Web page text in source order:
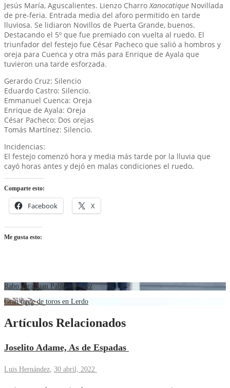
Jesús María, Aguscalientes. Lienzo CharroXanocatique Novillada
de pre-feria. Entrada media del aforo permitido en tarde
lluviosa. Se lidiaron Novillos de Puerta Grande, buenos.
Destacando el 5º que fue premiado con vuelta al ruedo. El
triunfador del festejo fue César Pacheco que salió a hombros y
oreja para Cuenca y otra más para Enrique de Ayala que
tuvieron una tarde esforzada.
Gerardo Cruz: Silencio
Eduardo Castro: Silencio.
Emmanuel Cuenca: Oreja
Enrique de Ayala: Oreja
César Pacheco: Dos orejas
Tomás Martínez: Silencio.
Incidencias:
El festejo comenzó hora y media más tarde por la lluvia que
cayó horas antes y dejó en malas condiciones el ruedo.
Comparte esto:
Facebook X
Me gusta esto:
Rabo para Juan Pablo Sánchez
Gran tarde de toros en Lerdo
Artículos Relacionados
Joselito Adame, As de Espadas
Luis Hernández, 30 abril, 2022